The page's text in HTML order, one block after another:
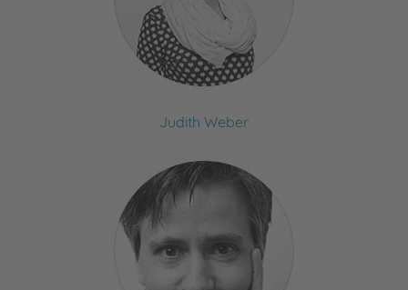
Judith Weber